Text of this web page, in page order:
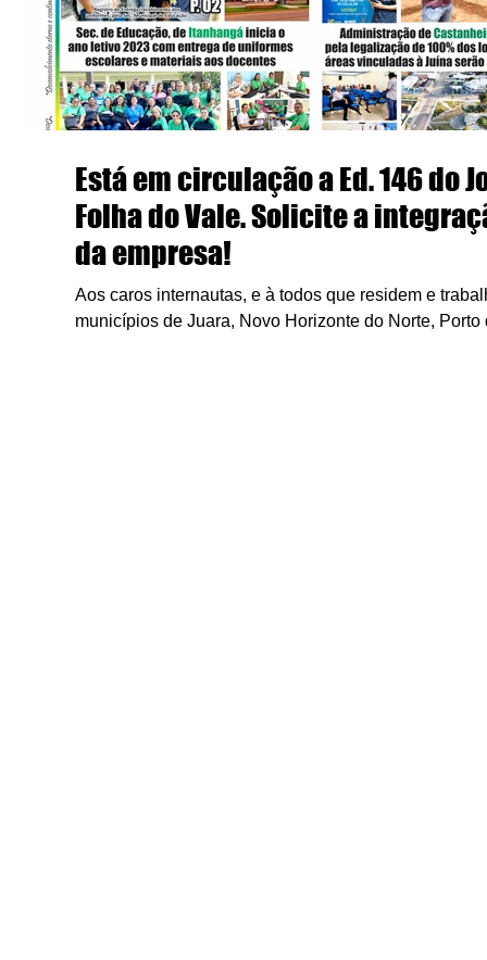
Está em circulação a Ed. 146 do
Folha do Vale. Solicite a
da empresa!
Aos caros internautas, e à todos que residem e
municípios de Juara, Novo Horizonte do Norte, Porto